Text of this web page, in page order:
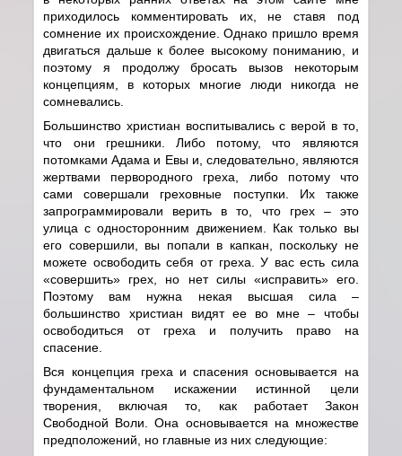
приходилось комментировать их, не ставя под
сомнение их происхождение. Однако пришло время
двигаться дальше к более высокому пониманию, и
поэтому я продолжу бросать вызов некоторым
концепциям, в которых многие люди никогда не
сомневались.
Большинство христиан воспитывались с верой в то,
что они грешники. Либо потому, что являются
потомками Адама и Евы и, следовательно, являются
жертвами первородного греха, либо потому что
сами совершали греховные поступки. Их также
запрограммировали верить в то, что грех – это
улица с односторонним движением. Как только вы
его совершили, вы попали в капкан, поскольку не
можете освободить себя от греха. У вас есть сила
«совершить» грех, но нет силы «исправить» его.
Поэтому вам нужна некая высшая сила –
большинство христиан видят ее во мне – чтобы
освободиться от греха и получить право на
спасение.
Вся концепция греха и спасения основывается на
фундаментальном искажении истинной цели
творения, включая то, как работает Закон
Свободной Воли. Она основывается на множестве
предположений, но главные из них следующие: